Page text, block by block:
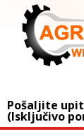
Pošaljite
(Isključivo